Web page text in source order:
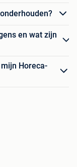
en wat zijn
Horeca-